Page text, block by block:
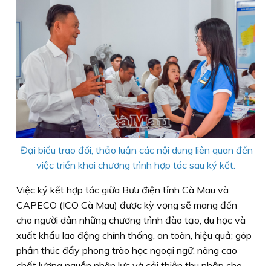
Đại biểu trao đổi, thảo luận các nội dung liên quan đến
việc triển khai chương trình hợp tác sau ký kết.
Việc ký kết hợp tác giữa Bưu điện tỉnh Cà Mau và
CAPECO (ICO Cà Mau) được kỳ vọng sẽ mang đến
cho người dân những chương trình đào tạo, du học và
xuất khẩu lao động chính thống, an toàn, hiệu quả; góp
phần thúc đẩy phong trào học ngoại ngữ, nâng cao